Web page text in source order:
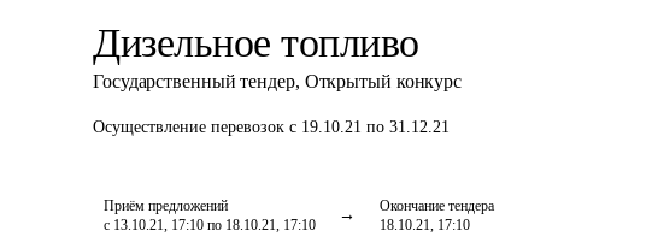
Дизельное топливо
Государственный тендер, Открытый конкурс
Осуществление перевозок с 19.10.21 по 31.12.21
Приём предложений
с 13.10.21, 17:10 по 18.10.21, 17:10
Окончание тендера
18.10.21, 17:10